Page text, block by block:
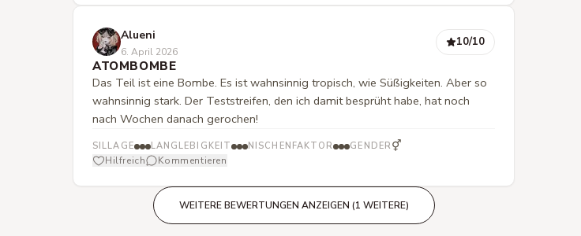
Alueni
6. April 2026
10/10
ATOMBOMBE
Das Teil ist eine Bombe. Es ist wahnsinnig tropisch, wie Süßigkeiten. Aber so
wahnsinnig stark. Der Teststreifen, den ich damit besprüht habe, hat noch
nach Wochen danach gerochen!
SILLAGE LANGLEBIGKEIT NISCHENFAKTOR GENDER ⚥
Hilfreich Kommentieren
WEITERE BEWERTUNGEN ANZEIGEN (1 WEITERE)